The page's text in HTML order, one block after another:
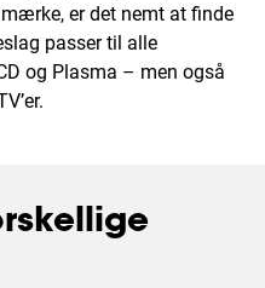
er det nemt at finde
passer til alle
og Plasma – men også